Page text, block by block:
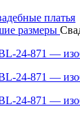
платья
размеры